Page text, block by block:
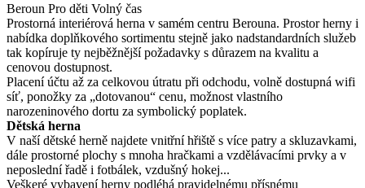
Beroun Pro děti Volný čas
Prostorná interiérová herna v samém centru Berouna. Prostor herny i
nabídka doplňkového sortimentu stejně jako nadstandardních služeb
tak kopíruje ty nejběžnější požadavky s důrazem na kvalitu a
cenovou dostupnost.
Placení účtu až za celkovou útratu při odchodu, volně dostupná wifi
síť, ponožky za „dotovanou“ cenu, možnost vlastního
narozeninového dortu za symbolický poplatek.
Dětská herna
V naší dětské herně najdete vnitřní hřiště s více patry a skluzavkami,
dále prostorné plochy s mnoha hračkami a vzdělávacími prvky a v
neposlední řadě i fotbálek, vzdušný hokej...
Veškeré vybavení herny podléhá pravidelnému přísnému